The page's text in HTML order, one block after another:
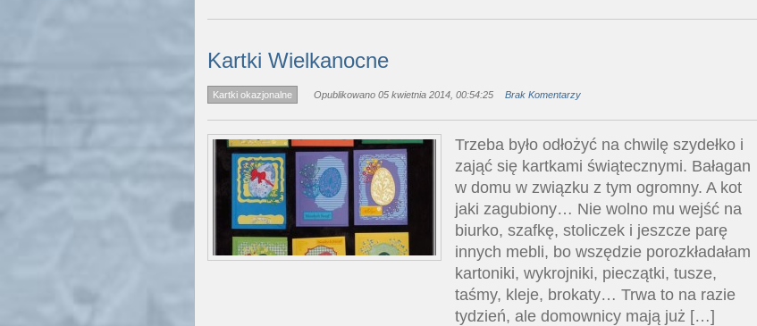
Kartki Wielkanocne
Kartki okazjonalne Opublikowano 05 kwietnia 2014, 00:54:25 Brak Komentarzy
Trzeba było odłożyć na chwilę szydełko i
zająć się kartkami świątecznymi. Bałagan
w domu w związku z tym ogromny. A kot
jaki zagubiony… Nie wolno mu wejść na
biurko, szafkę, stoliczek i jeszcze parę
innych mebli, bo wszędzie porozkładałam
kartoniki, wykrojniki, pieczątki, tusze,
taśmy, kleje, brokaty… Trwa to na razie
tydzień, ale domownicy mają już […]